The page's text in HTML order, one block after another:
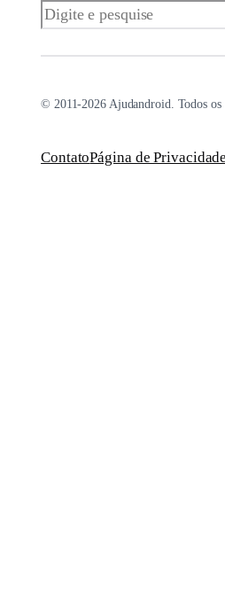
Pesquisar
© 2011-2026 Ajudandroid. Todos os
ContatoPágina de Privacidade